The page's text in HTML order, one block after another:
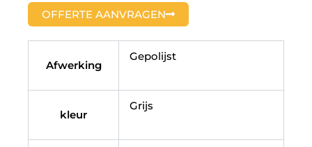
OFFERTE AANVRAGEN
Afwerking
Gepolijst
kleur
Grijs